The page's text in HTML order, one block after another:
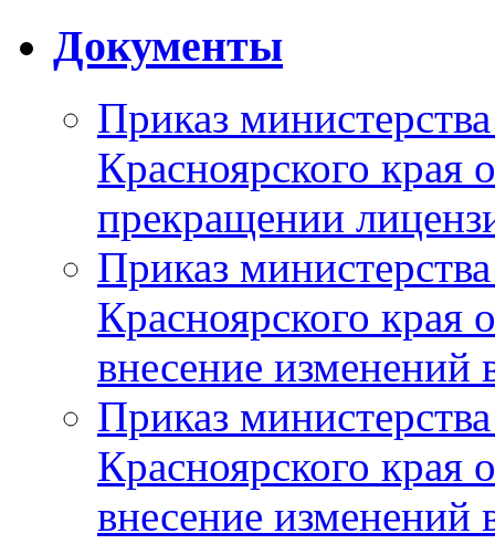
Документы
Приказ
Красноярского
прекращении
Приказ
Красноярского
внесение изменений
Приказ
Красноярского
внесение изменений